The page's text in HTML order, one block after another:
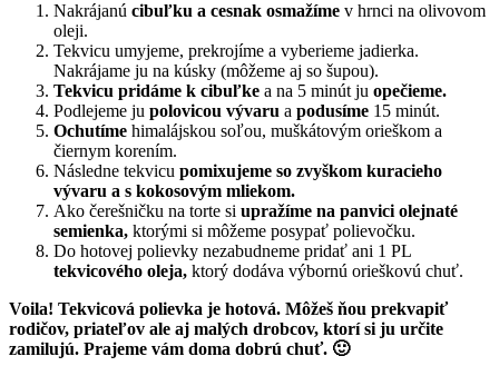
Nakrájanú cibuľku a cesnak osmažíme v hrnci na olivovom
oleji.
Tekvicu umyjeme, prekrojíme a vyberieme jadierka.
Nakrájame ju na kúsky (môžeme aj so šupou).
Tekvicu pridáme k cibuľke a na 5 minút ju opečieme.
Podlejeme ju polovicou vývaru a podusíme 15 minút.
Ochutíme himalájskou soľou, muškátovým orieškom a
čiernym korením.
Následne tekvicu pomixujeme so zvyškom kuracieho
vývaru a s kokosovým mliekom.
Ako čerešničku na torte si upražíme na panvici olejnaté
semienka, ktorými si môžeme posypať polievočku.
Do hotovej polievky nezabudneme pridať ani 1 PL
tekvicového oleja, ktorý dodáva výbornú orieškovú chuť.
Voila! Tekvicová polievka je hotová. Môžeš ňou prekvapiť
rodičov, priateľov ale aj malých drobcov, ktorí si ju určite
zamilujú. Prajeme vám doma dobrú chuť. 🙂